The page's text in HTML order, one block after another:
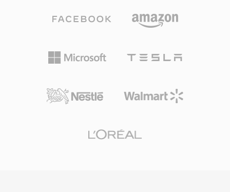
견됩니다. SoX와 ffmpeg가 올바른 파라미터를 제
공하면 SNDR 파일을 해석할 수 있어, 초기 디지
이 블록 구조는 또한 무음 간격, 반복 루프, 마커
에 대한 세밀한 제어를 제공했습니다. 주목할 만한
장점은 하드웨어 수준의 디코딩으로, Sound
직접 재생하여 프로세서 사이클이 귀하던 시대에
임에서 광범위하게 사용되었습니다. Windows와